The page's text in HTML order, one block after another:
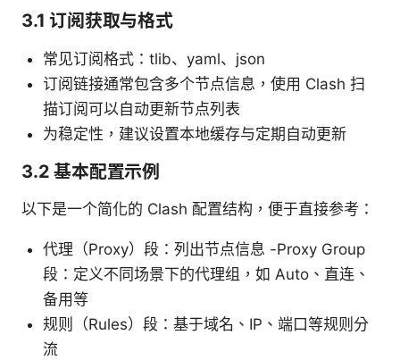
3.1 订阅获取与格式
常见订阅格式：tlib、yaml、json
订阅链接通常包含多个节点信息，使用 Clash 扫
描订阅可以自动更新节点列表
为稳定性，建议设置本地缓存与定期自动更新
3.2 基本配置示例
以下是一个简化的 Clash 配置结构，便于直接参考：
代理（Proxy）段：列出节点信息 -Proxy Group
段：定义不同场景下的代理组，如 Auto、直连、
备用等
规则（Rules）段：基于域名、IP、端口等规则分
流